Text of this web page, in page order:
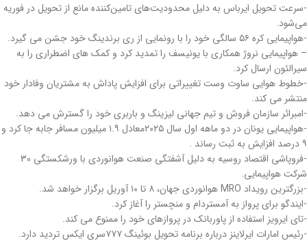
-سرعت تحویل ایرباس به دلیل محدودیت‌های تامین‌کننده مانع از تحویل در فوریه
می‌شود.
-هواپیمایی کره ۵۶ سالگی خود را با رونمایی از ری برندینگ خود جشن می گیرد.
– هواپیمایی نروژ همکاری با یونیسف را تمدید کرد و کمک های اضطراری را به
سیرالئون ارسال کرد.
-خطوط هوایی ساوت وست تغییراتی برای افزایش پاداش به مشتریان وفادار خود
منتشر می کند.
-امبرائر سازمان فروش و تیم جهانی لیزینگ و باربری خود را گسترش می دهد.
-هواپیمایی یونان در دو ماهه اول سال ۲۰۲۵معادل ۱.۹ میلیون مسافر جابه جا کرد و
۹ درصد افزایش به ثبت رساند .
-فروپاشی اقتصاد روسیه به دلیل آشفتگی صنعت هوانوردی با ورشکستگی ۳۰
شرکت هواپیمایی.
-بزرگترین رویداد MRO هوانوردی جهان، ۸ تا ۱۰ آوریل برگزار خواهد شد.
-ایندگو برای پرواز به آمستردام و منچستر را آغاز کرد.
-تای ایرویز استفاده از پاوربانک در پروازهای خود را ممنوع می کند.
-رئیس امارات ایرلاینز درباره برنامه تحویل بوئینگ ۷۷۷سری ایکس تردید دارد.